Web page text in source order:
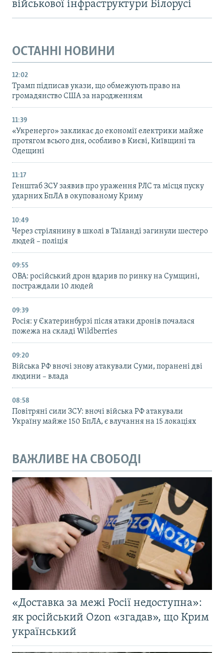
військової інфраструктури Білорусі
ОСТАННІ НОВИНИ
12:02
Трамп підписав укази, що обмежують право на
громадянство США за народженням
11:39
«Укренерго» закликає до економії електрики майже
протягом всього дня, особливо в Києві, Київщині та
Одещині
11:17
Генштаб ЗСУ заявив про ураження РЛС та місця пуску
ударних БпЛА в окупованому Криму
10:49
Через стрілянину в школі в Таїланді загинули шестеро
людей – поліція
09:55
ОВА: російський дрон вдарив по ринку на Сумщині,
постраждали 10 людей
09:39
Росія: у Єкатеринбурзі після атаки дронів почалася
пожежа на складі Wildberries
09:20
Війська РФ вночі знову атакували Суми, поранені дві
людини – влада
08:58
Повітряні сили ЗСУ: вночі війська РФ атакували
Україну майже 150 БпЛА, є влучання на 15 локаціях
ВАЖЛИВЕ НА СВОБОДІ
«Доставка за межі Росії недоступна»:
як російський Ozon «згадав», що Крим
український